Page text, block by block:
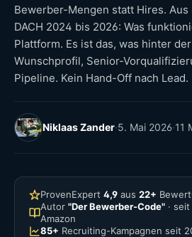
Bewerber-Mengen statt Hires. Aus
DACH 2024 bis 2026: Was
Plattform. Es ist das, was hinter
Wunschprofil, Senior-
Pipeline. Kein Hand-Off nach Lead.
Niklaas Zander·5. Mai 2026·11
ProvenExpert 4,9 aus 22+
Autor "Der Bewerber-Code" ·
Amazon
85+ Recruiting-Kampagnen seit